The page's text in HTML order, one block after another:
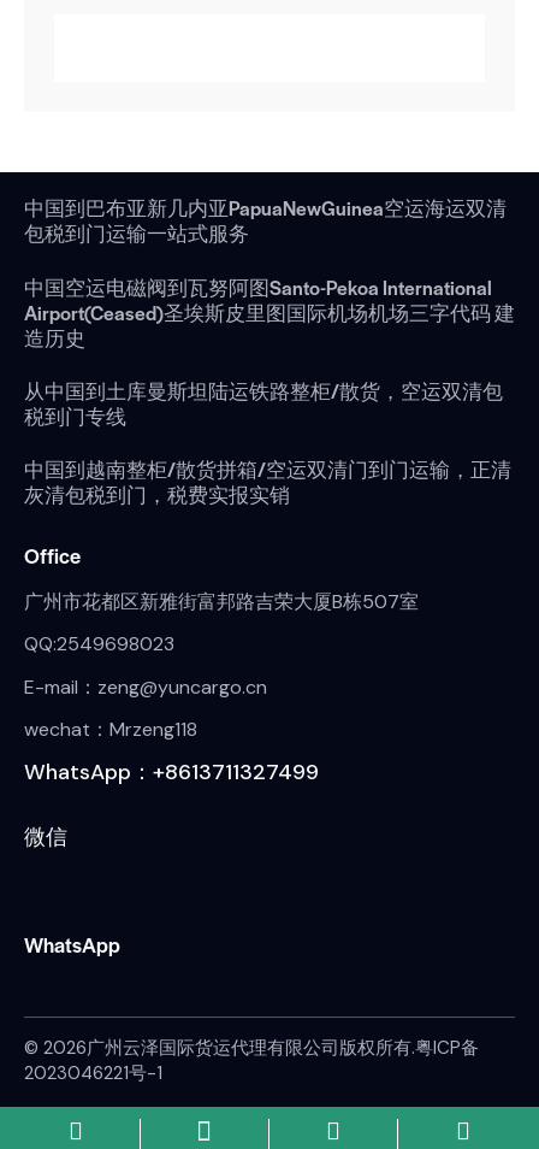
中国到巴布亚新几内亚PapuaNewGuinea空运海运双清
包税到门运输一站式服务
中国空运电磁阀到瓦努阿图Santo-Pekoa International
Airport(Ceased)圣埃斯皮里图国际机场机场三字代码 建
造历史
从中国到土库曼斯坦陆运铁路整柜/散货，空运双清包
税到门专线
中国到越南整柜/散货拼箱/空运双清门到门运输，正清
灰清包税到门，税费实报实销
Office
广州市花都区新雅街富邦路吉荣大厦B栋507室
QQ:2549698023
E-mail：zeng@yuncargo.cn
wechat：Mrzeng118
WhatsApp：+8613711327499
微信
WhatsApp
© 2026广州云泽国际货运代理有限公司版权所有.粤ICP备
2023046221号-1